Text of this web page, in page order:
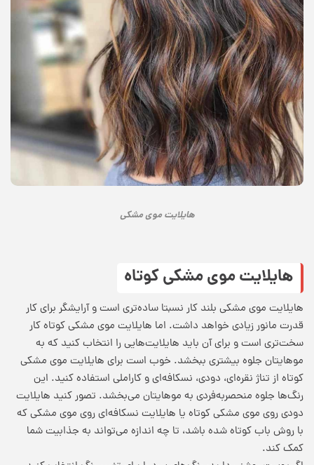
هایلایت موی مشکی
هایلایت موی مشکی کوتاه
هایلایت موی مشکی بلند کار نسبتا ساده‌تری است و آرایشگر برای کار
قدرت مانور زیادی خواهد داشت. اما هایلایت موی مشکی کوتاه کار
سخت‌تری است و برای آن باید هایلایت‌هایی را انتخاب کنید که به
موهایتان جلوه بیشتری ببخشد. خوب است برای هایلایت موی مشکی
کوتاه از تناژ نقره‌ای، دودی، نسکافه‌ای و کاراملی استفاده کنید. این
رنگ‌ها جلوه منحصربه‌فردی به موهایتان می‌بخشد. تصور کنید هایلایت
دودی روی موی مشکی کوتاه یا هایلایت نسکافه‌ای روی موی مشکی که
با روش باب کوتاه شده باشد، تا چه اندازه می‌تواند به جذابیت شما
کمک کند.